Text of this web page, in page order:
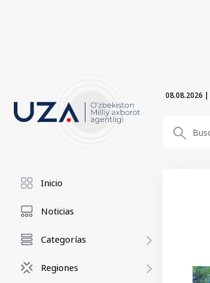
08.08.2026 |
Inicio
Noticias
Categorías
Regiones